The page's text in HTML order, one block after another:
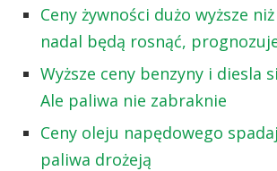
Ceny żywności dużo wyższe
nadal będą rosnąć,
Wyższe ceny benzyny i diesla
Ale paliwa nie zabraknie
Ceny oleju napędowego
paliwa drożeją